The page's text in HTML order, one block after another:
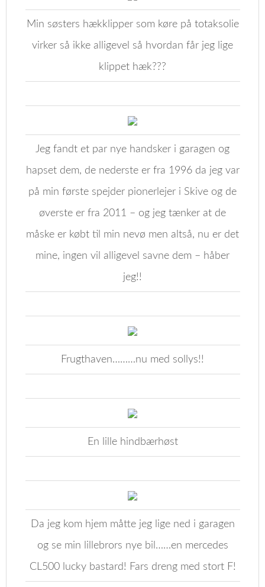
Min søsters hækklipper som køre på totaksolie
virker så ikke alligevel så hvordan får jeg lige
klippet hæk???
Jeg fandt et par nye handsker i garagen og
hapset dem, de nederste er fra 1996 da jeg var
på min første spejder pionerlejer i Skive og de
øverste er fra 2011 – og jeg tænker at de
måske er købt til min nevø men altså, nu er det
mine, ingen vil alligevel savne dem – håber
jeg!!
Frugthaven………nu med sollys!!
En lille hindbærhøst
Da jeg kom hjem måtte jeg lige ned i garagen
og se min lillebrors nye bil……en mercedes
CL500 lucky bastard! Fars dreng med stort F!